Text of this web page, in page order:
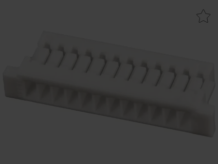
Makera kontakthus SH 12-